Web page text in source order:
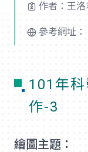
作者：王洛
參考網址：
101年
作-3
繪圖主題：